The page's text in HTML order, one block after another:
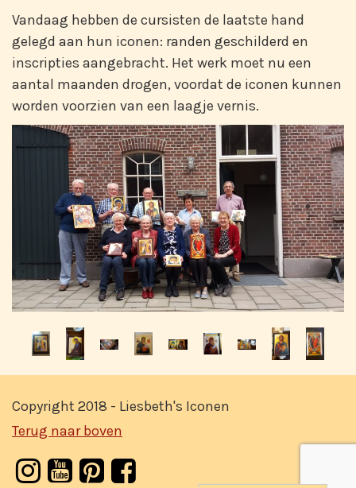
Vandaag hebben de cursisten de laatste hand
gelegd aan hun iconen: randen geschilderd en
inscripties aangebracht. Het werk moet nu een
aantal maanden drogen, voordat de iconen kunnen
worden voorzien van een laagje vernis.
Copyright 2018 - Liesbeth's Iconen
Terug naar boven